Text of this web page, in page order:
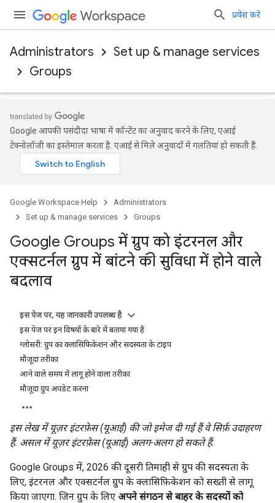
प्रवेश करें
Administrators
Set up & manage services
Groups
Google आपकी पसंदीदा भाषा में कॉन्टेंट का अनुवाद करने के लिए, एआई
टेक्नोलॉजी का इस्तेमाल करता है. एआई से मिले अनुवादों में गलतियां हो सकती हैं.
Google Workspace Help
Administrators
Set up & manage services
Groups
Google Groups में ग्रुप को इंटरनल और
एक्सटर्नल ग्रुप में बांटने की सुविधा में होने वाले
बदलाव
इस पेज पर, यह जानकारी उपलब्ध है
इस पेज पर इन विषयों के बारे में बताया गया है
ग्लोसरी: ग्रुप का क्लासिफ़िकेशन और सदस्यता के टाइप
मौजूदा तरीका
आने वाले समय में लागू होने वाला तरीका
मौजूदा ग्रुप अपडेट करना
इस लेख में यूज़र इंटरफ़ेस (यूआई) की जो इमेज दी गई हैं वे सिर्फ़ उदाहरण
हैं. असल में यूज़र इंटरफ़ेस (यूआई) अलग-अलग हो सकते हैं.
Google Groups में, 2026 की दूसरी तिमाही से ग्रुप की सदस्यता के
लिए, इंटरनल और एक्सटर्नल ग्रुप के क्लासिफ़िकेशन को सख्ती से लागू
किया जाएगा. जिन ग्रुप के लिए अपने संगठन से बाहर के सदस्यों को